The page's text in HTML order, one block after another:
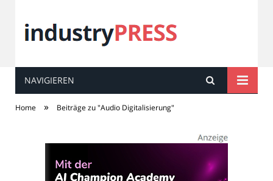
industryPRESS
NAVIGIEREN
Home » Beiträge zu "Audio Digitalisierung"